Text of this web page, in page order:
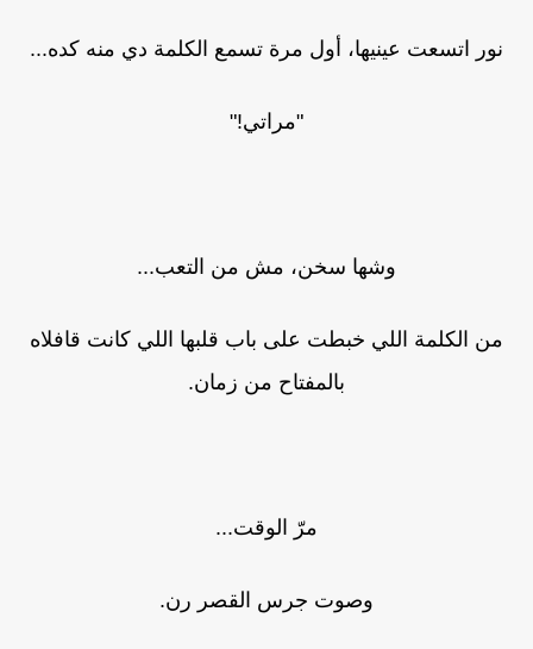
نور اتسعت عينيها، أول مرة تسمع الكلمة دي منه كده...
"مراتي!"
وشها سخن، مش من التعب...
من الكلمة اللي خبطت على باب قلبها اللي كانت قافلاه
بالمفتاح من زمان.
مرّ الوقت...
وصوت جرس القصر رن.